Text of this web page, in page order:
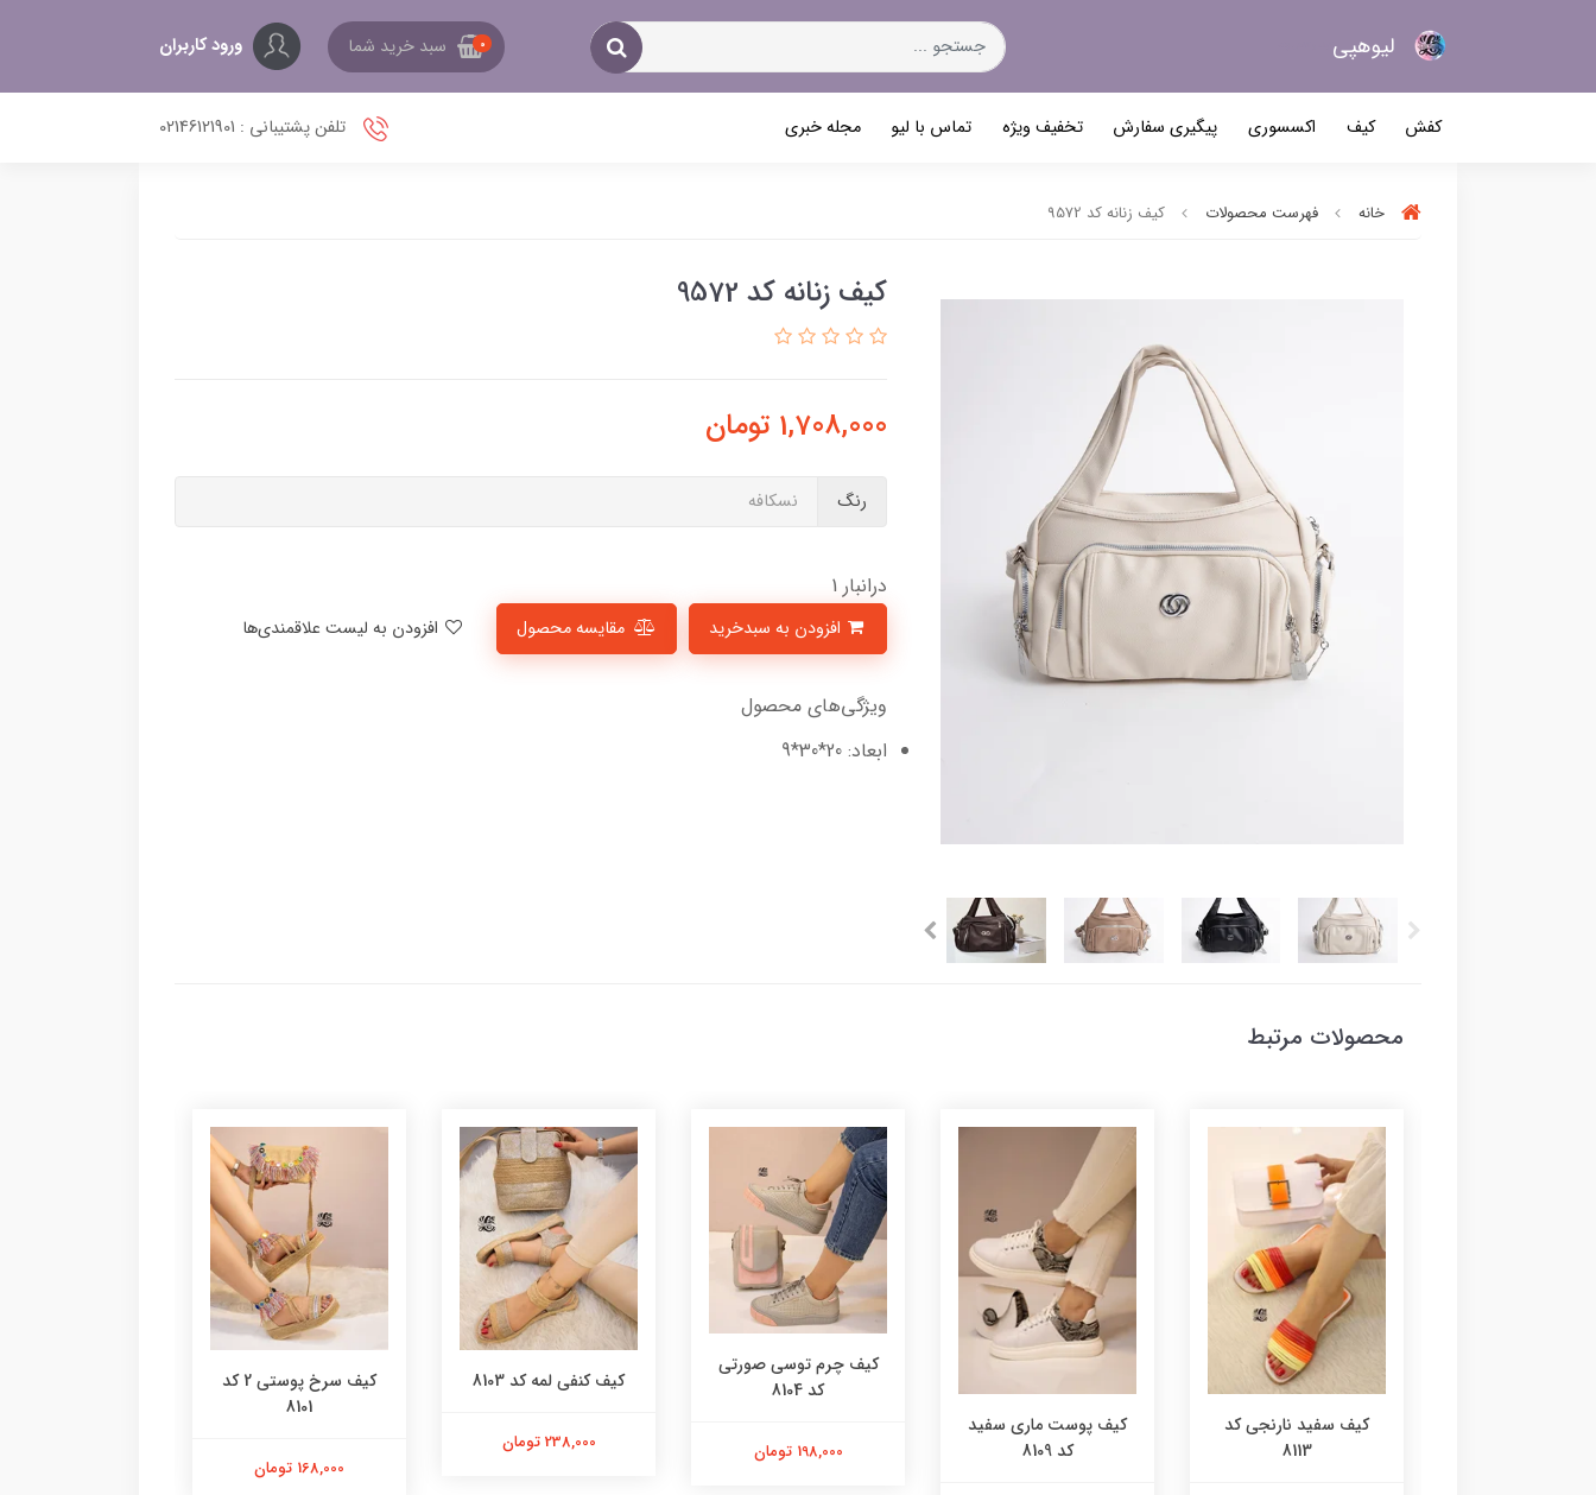
لیو‌هپی 0 سبد خرید شما ورود کاربران
کفش کیف اکسسوری پیگیری سفارش تخفیف ویژه تماس با لیو مجله خبری تلفن پشتیبانی : 02146121901
خانه فهرست محصولات کیف زنانه کد 9572
کیف زنانه کد 9572
1,708,000 تومان
رنگ نسکافه
درانبار 1
مقایسه محصول
ویژگی‌های محصول
ابعاد: 20*30*9
محصولات مرتبط
کیف سفید نارنجی کد
8113
کیف پوست ماری سفید
کد 8109
کیف چرم توسی صورتی
کد 8104
198,000 تومان
کیف کنفی لمه کد 8103
238,000 تومان
کیف سرخ پوستی 2 کد
8101
168,000 تومان